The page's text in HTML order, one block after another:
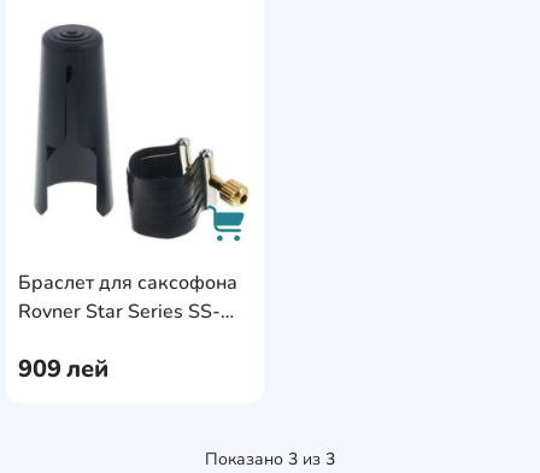
Браслет для саксофона
Rovner Star Series SS-
909лей
Показано 3 из 3